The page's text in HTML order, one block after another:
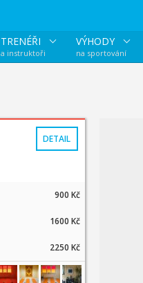
TRENÉŘI
a instruktoři
VÝHODY
na sportování
DETAIL
900 Kč
1600 Kč
2250 Kč